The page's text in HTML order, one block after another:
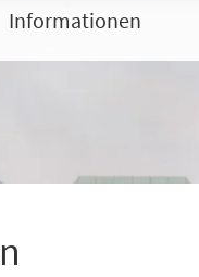
Informationen